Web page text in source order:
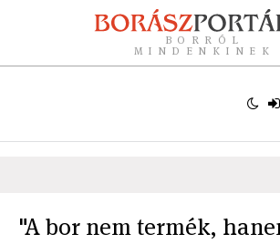
BORRÓL
MINDENKINEK
"A bor nem termék,